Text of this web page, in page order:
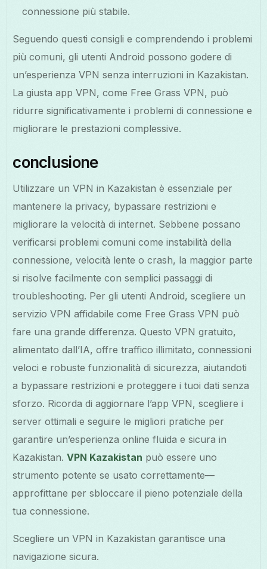
connessione più stabile.
Seguendo questi consigli e comprendendo i problemi
più comuni, gli utenti Android possono godere di
un’esperienza VPN senza interruzioni in Kazakistan.
La giusta app VPN, come Free Grass VPN, può
ridurre significativamente i problemi di connessione e
migliorare le prestazioni complessive.
conclusione
Utilizzare un VPN in Kazakistan è essenziale per
mantenere la privacy, bypassare restrizioni e
migliorare la velocità di internet. Sebbene possano
verificarsi problemi comuni come instabilità della
connessione, velocità lente o crash, la maggior parte
si risolve facilmente con semplici passaggi di
troubleshooting. Per gli utenti Android, scegliere un
servizio VPN affidabile come Free Grass VPN può
fare una grande differenza. Questo VPN gratuito,
alimentato dall’IA, offre traffico illimitato, connessioni
veloci e robuste funzionalità di sicurezza, aiutandoti
a bypassare restrizioni e proteggere i tuoi dati senza
sforzo. Ricorda di aggiornare l’app VPN, scegliere i
server ottimali e seguire le migliori pratiche per
garantire un’esperienza online fluida e sicura in
Kazakistan.VPN Kazakistan può essere uno
strumento potente se usato correttamente—
approfittane per sbloccare il pieno potenziale della
tua connessione.
Scegliere un VPN in Kazakistan garantisce una
navigazione sicura.